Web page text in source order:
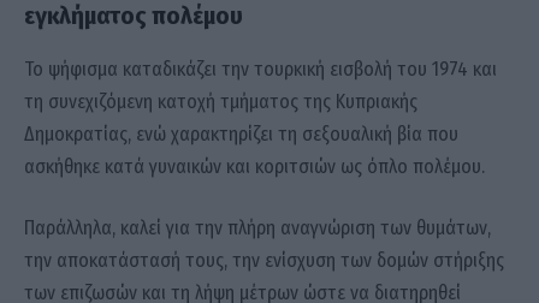
εγκλήματος πολέμου
Το ψήφισμα καταδικάζει την τουρκική εισβολή του 1974 και
τη συνεχιζόμενη κατοχή τμήματος της Κυπριακής
Δημοκρατίας, ενώ χαρακτηρίζει τη σεξουαλική βία που
ασκήθηκε κατά γυναικών και κοριτσιών ως όπλο πολέμου.
Παράλληλα, καλεί για την πλήρη αναγνώριση των θυμάτων,
την αποκατάστασή τους, την ενίσχυση των δομών στήριξης
των επιζωσών και τη λήψη μέτρων ώστε να διατηρηθεί